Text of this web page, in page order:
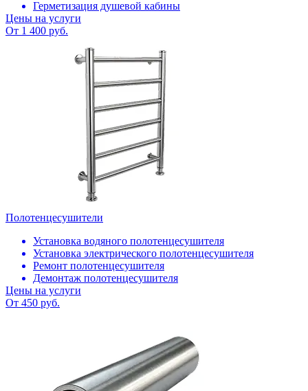
Герметизация душевой кабины
Цены на услуги
От 1 400 руб.
Полотенцесушители
Установка водяного полотенцесушителя
Установка электрического полотенцесушителя
Ремонт полотенцесушителя
Демонтаж полотенцесушителя
Цены на услуги
От 450 руб.